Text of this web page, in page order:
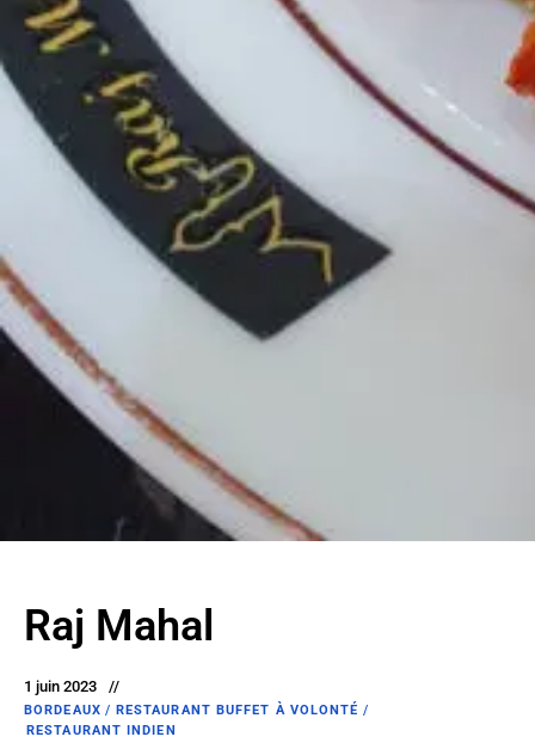
Raj Mahal
1 juin 2023
BORDEAUX / RESTAURANT BUFFET À VOLONTÉ /
RESTAURANT INDIEN